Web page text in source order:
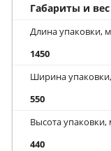
Габариты и
Длина упаковки,
1450
Ширина
550
Высота
440